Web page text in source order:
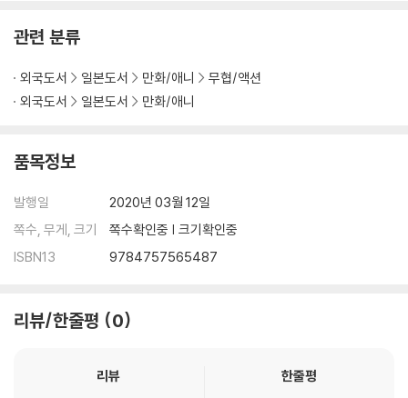
관련 분류
외국도서 일본도서 만화/애니
무협/액션
외국도서
일본도서 만화/애니
품목정보
발행일
2020년 03월 12일
쪽수, 무게, 크기
쪽수확인중 | 크기확인중
ISBN13
9784757565487
리뷰/한줄평 0
리뷰
한줄평